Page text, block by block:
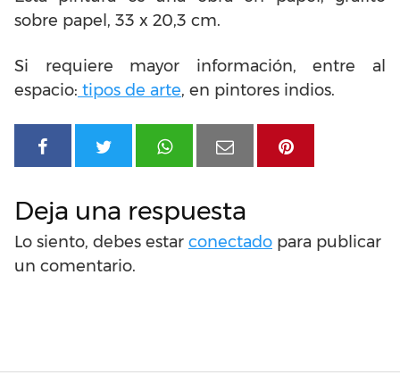
sobre papel, 33 x 20,3 cm.
Si requiere mayor información, entre al
espacio: tipos de arte, en pintores indios.
Deja una respuesta
Lo siento, debes estar conectado para publicar
un comentario.